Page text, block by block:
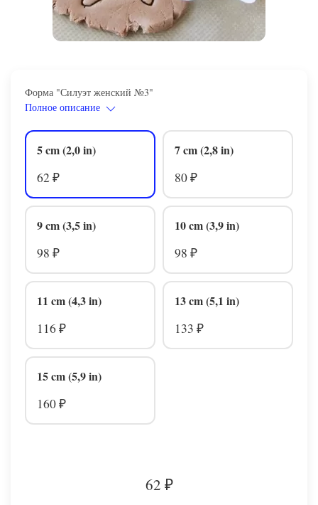
Форма "Силуэт женский №3"
Полное описание
5 cm (2,0 in)
62 ₽
7 cm (2,8 in)
80 ₽
9 cm (3,5 in)
98 ₽
10 cm (3,9 in)
98 ₽
11 cm (4,3 in)
116 ₽
13 cm (5,1 in)
133 ₽
15 cm (5,9 in)
160 ₽
62 ₽